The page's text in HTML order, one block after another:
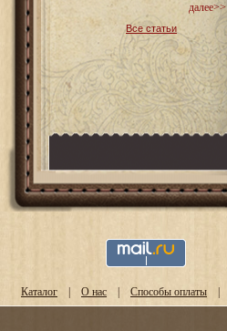
далее>>
Все статьи
Каталог | О нас | Способы оплаты |